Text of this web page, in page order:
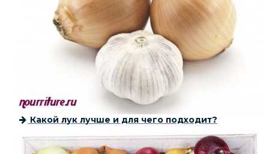
Какой лук лучше и для чего подходит?